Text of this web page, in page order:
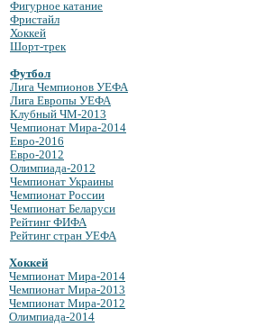
Фигурное катание
Фристайл
Хоккей
Шорт-трек
Футбол
Лига Чемпионов УЕФА
Лига Европы УЕФА
Клубный ЧМ-2013
Чемпионат Мира-2014
Евро-2016
Евро-2012
Олимпиада-2012
Чемпионат Украины
Чемпионат России
Чемпионат Беларуси
Рейтинг ФИФА
Рейтинг стран УЕФА
Хоккей
Чемпионат Мира-2014
Чемпионат Мира-2013
Чемпионат Мира-2012
Олимпиада-2014